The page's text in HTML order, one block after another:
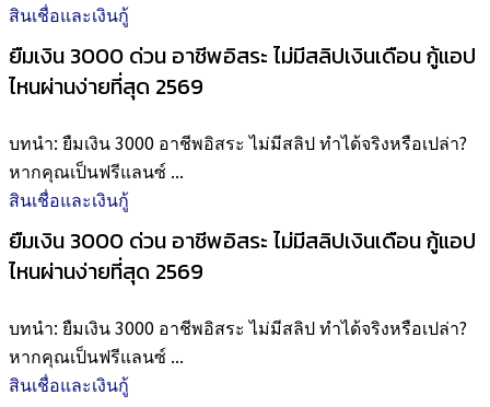
สินเชื่อและเงินกู้
ยืมเงิน 3000 ด่วน อาชีพอิสระ ไม่มีสลิปเงินเดือน กู้แอป
ไหนผ่านง่ายที่สุด 2569
บทนำ: ยืมเงิน 3000 อาชีพอิสระ ไม่มีสลิป ทำได้จริงหรือเปล่า?
หากคุณเป็นฟรีแลนซ์ ...
สินเชื่อและเงินกู้
ยืมเงิน 3000 ด่วน อาชีพอิสระ ไม่มีสลิปเงินเดือน กู้แอป
ไหนผ่านง่ายที่สุด 2569
บทนำ: ยืมเงิน 3000 อาชีพอิสระ ไม่มีสลิป ทำได้จริงหรือเปล่า?
หากคุณเป็นฟรีแลนซ์ ...
สินเชื่อและเงินกู้